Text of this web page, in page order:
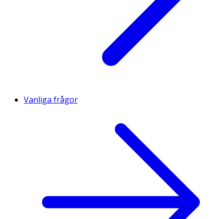
Vanliga frågor